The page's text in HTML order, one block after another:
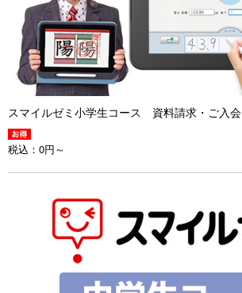
スマイルゼミ小学生コース 資料請求・ご入会
税込： 0円～